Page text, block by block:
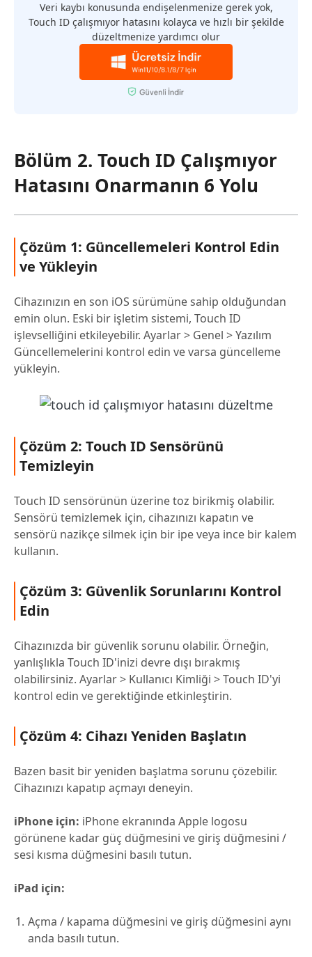
Veri kaybı konusunda endişelenmenize gerek yok,
Touch ID çalışmıyor hatasını kolayca ve hızlı bir şekilde
düzeltmenize yardımcı olur
Bölüm 2. Touch ID Çalışmıyor
Hatasını Onarmanın 6 Yolu
Çözüm 1: Güncellemeleri Kontrol Edin
ve Yükleyin
Cihazınızın en son iOS sürümüne sahip olduğundan
emin olun. Eski bir işletim sistemi, Touch ID
işlevselliğini etkileyebilir. Ayarlar > Genel > Yazılım
Güncellemelerini kontrol edin ve varsa güncelleme
yükleyin.
Çözüm 2: Touch ID Sensörünü
Temizleyin
Touch ID sensörünün üzerine toz birikmiş olabilir.
Sensörü temizlemek için, cihazınızı kapatın ve
sensörü nazikçe silmek için bir ipe veya ince bir kalem
kullanın.
Çözüm 3: Güvenlik Sorunlarını Kontrol
Edin
Cihazınızda bir güvenlik sorunu olabilir. Örneğin,
yanlışlıkla Touch ID'inizi devre dışı bırakmış
olabilirsiniz. Ayarlar > Kullanıcı Kimliği > Touch ID'yi
kontrol edin ve gerektiğinde etkinleştirin.
Çözüm 4: Cihazı Yeniden Başlatın
Bazen basit bir yeniden başlatma sorunu çözebilir.
Cihazınızı kapatıp açmayı deneyin.
iPhone için: iPhone ekranında Apple logosu
görünene kadar güç düğmesini ve giriş düğmesini /
sesi kısma düğmesini basılı tutun.
iPad için:
Açma / kapama düğmesini ve giriş düğmesini aynı
anda basılı tutun.